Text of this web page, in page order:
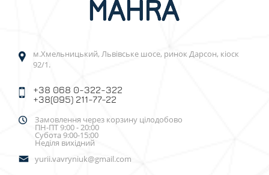
м.Хмельницький, Львівське шосе, ринок Дарсон, кіоск
92/1.
+38 068 0-322-322
+38(095) 211-77-22
Замовлення через корзину цілодобово
ПН-ПТ 9:00 - 20:00
Субота 9:00-15:00
Неділя вихідний
yurii.vavryniuk@gmail.com